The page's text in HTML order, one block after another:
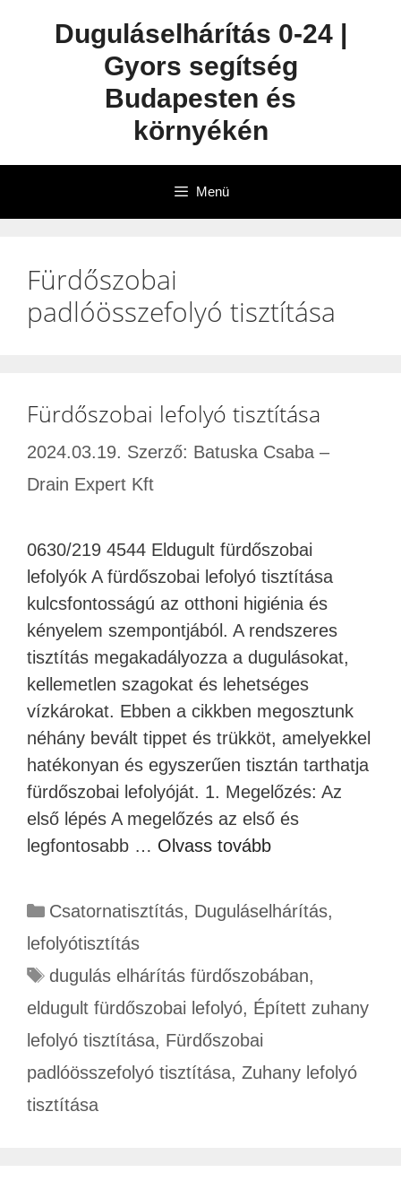
Duguláselhárítás 0-24 |
Gyors segítség
Budapesten és
környékén
Menü
Fürdőszobai
padlóösszefolyó tisztítása
Fürdőszobai lefolyó tisztítása
2024.03.19. Szerző: Batuska Csaba –
Drain Expert Kft
0630/219 4544 Eldugult fürdőszobai
lefolyók A fürdőszobai lefolyó tisztítása
kulcsfontosságú az otthoni higiénia és
kényelem szempontjából. A rendszeres
tisztítás megakadályozza a dugulásokat,
kellemetlen szagokat és lehetséges
vízkárokat. Ebben a cikkben megosztunk
néhány bevált tippet és trükköt, amelyekkel
hatékonyan és egyszerűen tisztán tarthatja
fürdőszobai lefolyóját. 1. Megelőzés: Az
első lépés A megelőzés az első és
legfontosabb … Olvass tovább
Csatornatisztítás, Duguláselhárítás,
lefolyótisztítás
dugulás elhárítás fürdőszobában,
eldugult fürdőszobai lefolyó, Épített zuhany
lefolyó tisztítása, Fürdőszobai
padlóösszefolyó tisztítása, Zuhany lefolyó
tisztítása